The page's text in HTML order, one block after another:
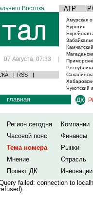
Востока АТР
07 Августа, 07:33 |
| RSS |
Амурская
Бурятия
Еврейская
Чукотский
главная
Регион сегодня
Компании
Часовой пояс
Финансы
Тема номера
Рынки
Мнение
Отрасль
Проект ДК
Инновации
failed: connection to